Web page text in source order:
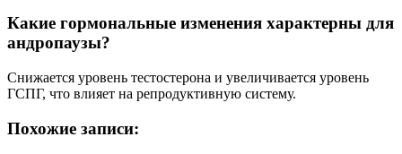
Какие гормональные изменения характерны для
андропаузы?
Снижается уровень тестостерона и увеличивается уровень
ГСПГ, что влияет на репродуктивную систему.
Похожие записи: